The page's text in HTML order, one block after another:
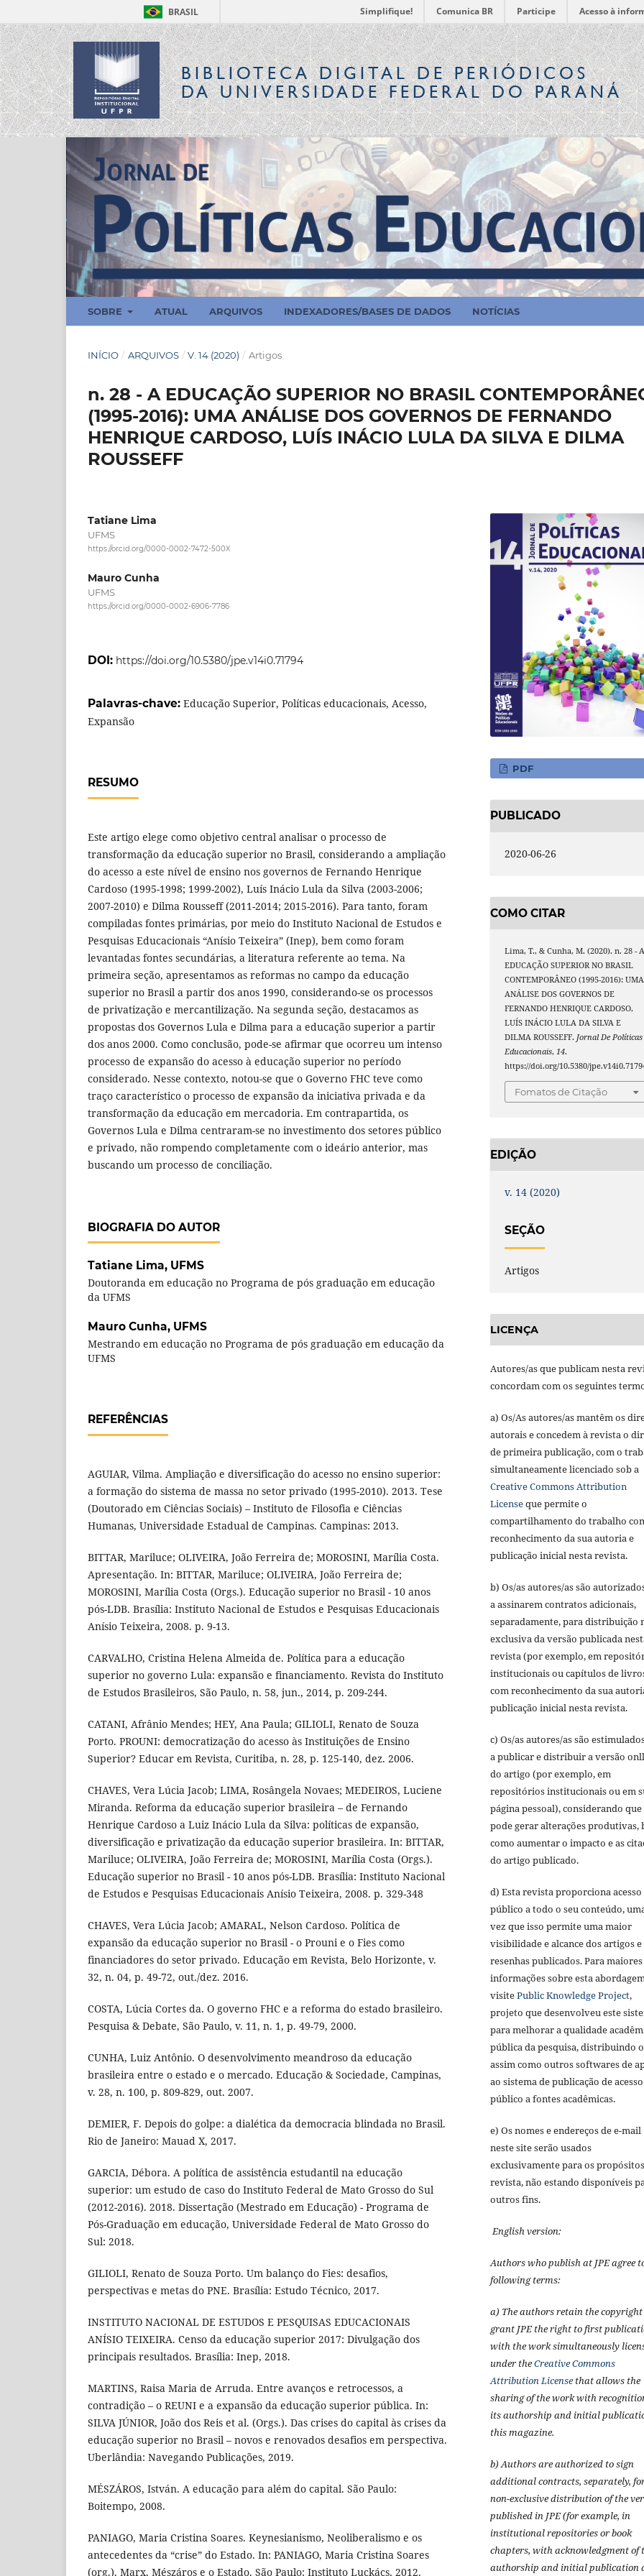
BRASIL Simplifique! Comunica BR Participe Acesso à
BIBLIOTECA DIGITALDE PERIÓDICOS
DA UNIVERSIDADE FEDERAL DO PARANÁ
SOBRE ATUAL ARQUIVOS INDEXADORES/BASES DE DADOS NOTÍCIAS
INÍCIO / ARQUIVOS / V. 14 (2020) / Artigos
n. 28 - A EDUCAÇÃO SUPERIOR NO BRASIL
(1995-2016): UMA ANÁLISE DOS GOVERNOS DE FERNANDO
HENRIQUE CARDOSO, LUÍS INÁCIO LULA DA SILVA E DILMA
ROUSSEFF
Tatiane Lima
UFMS
https://orcid.org/0000-0002-7472-500X
Mauro Cunha
UFMS
https://orcid.org/0000-0002-6906-7786
DOI: https://doi.org/10.5380/jpe.v14i0.71794
Palavras-chave: Educação Superior, Políticas educacionais, Acesso,
Expansão
RESUMO
Este artigo elege como objetivo central analisar o processo de
transformação da educação superior no Brasil, considerando a ampliação
do acesso a este nível de ensino nos governos de Fernando Henrique
Cardoso (1995-1998; 1999-2002), Luís Inácio Lula da Silva (2003-2006;
2007-2010) e Dilma Rousseff (2011-2014; 2015-2016). Para tanto, foram
compiladas fontes primárias, por meio do Instituto Nacional de Estudos e
Pesquisas Educacionais “Anísio Teixeira” (Inep), bem como foram
levantadas fontes secundárias, a literatura referente ao tema. Na
primeira seção, apresentamos as reformas no campo da educação
superior no Brasil a partir dos anos 1990, considerando-se os processos
de privatização e mercantilização. Na segunda seção, destacamos as
propostas dos Governos Lula e Dilma para a educação superior a partir
dos anos 2000. Como conclusão, pode-se afirmar que ocorreu um intenso
processo de expansão do acesso à educação superior no período
considerado. Nesse contexto, notou-se que o Governo FHC teve como
traço característico o processo de expansão da iniciativa privada e da
transformação da educação em mercadoria. Em contrapartida, os
Governos Lula e Dilma centraram-se no investimento dos setores público
e privado, não rompendo completamente com o ideário anterior, mas
buscando um processo de conciliação.
BIOGRAFIA DO AUTOR
Tatiane Lima, UFMS
Doutoranda em educação no Programa de pós graduação em educação
da UFMS
Mauro Cunha, UFMS
Mestrando em educação no Programa de pós graduação em educação da
UFMS
REFERÊNCIAS
AGUIAR, Vilma. Ampliação e diversificação do acesso no ensino superior:
a formação do sistema de massa no setor privado (1995-2010). 2013. Tese
(Doutorado em Ciências Sociais) – Instituto de Filosofia e Ciências
Humanas, Universidade Estadual de Campinas. Campinas: 2013.
BITTAR, Mariluce; OLIVEIRA, João Ferreira de; MOROSINI, Marília Costa.
Apresentação. In: BITTAR, Mariluce; OLIVEIRA, João Ferreira de;
MOROSINI, Marília Costa (Orgs.). Educação superior no Brasil - 10 anos
pós-LDB. Brasília: Instituto Nacional de Estudos e Pesquisas Educacionais
Anísio Teixeira, 2008. p. 9-13.
CARVALHO, Cristina Helena Almeida de. Política para a educação
superior no governo Lula: expansão e financiamento. Revista do Instituto
de Estudos Brasileiros, São Paulo, n. 58, jun., 2014, p. 209-244.
CATANI, Afrânio Mendes; HEY, Ana Paula; GILIOLI, Renato de Souza
Porto. PROUNI: democratização do acesso às Instituições de Ensino
Superior? Educar em Revista, Curitiba, n. 28, p. 125-140, dez. 2006.
CHAVES, Vera Lúcia Jacob; LIMA, Rosângela Novaes; MEDEIROS, Luciene
Miranda. Reforma da educação superior brasileira – de Fernando
Henrique Cardoso a Luiz Inácio Lula da Silva: políticas de expansão,
diversificação e privatização da educação superior brasileira. In: BITTAR,
Mariluce; OLIVEIRA, João Ferreira de; MOROSINI, Marília Costa (Orgs.).
Educação superior no Brasil - 10 anos pós-LDB. Brasília: Instituto Nacional
de Estudos e Pesquisas Educacionais Anísio Teixeira, 2008. p. 329-348
CHAVES, Vera Lúcia Jacob; AMARAL, Nelson Cardoso. Política de
expansão da educação superior no Brasil - o Prouni e o Fies como
financiadores do setor privado. Educação em Revista, Belo Horizonte, v.
32, n. 04, p. 49-72, out./dez. 2016.
COSTA, Lúcia Cortes da. O governo FHC e a reforma do estado brasileiro.
Pesquisa & Debate, São Paulo, v. 11, n. 1, p. 49-79, 2000.
CUNHA, Luiz Antônio. O desenvolvimento meandroso da educação
brasileira entre o estado e o mercado. Educação & Sociedade, Campinas,
v. 28, n. 100, p. 809-829, out. 2007.
DEMIER, F. Depois do golpe: a dialética da democracia blindada no Brasil.
Rio de Janeiro: Mauad X, 2017.
GARCIA, Débora. A política de assistência estudantil na educação
superior: um estudo de caso do Instituto Federal de Mato Grosso do Sul
(2012-2016). 2018. Dissertação (Mestrado em Educação) - Programa de
Pós-Graduação em educação, Universidade Federal de Mato Grosso do
Sul: 2018.
GILIOLI, Renato de Souza Porto. Um balanço do Fies: desafios,
perspectivas e metas do PNE. Brasília: Estudo Técnico, 2017.
INSTITUTO NACIONAL DE ESTUDOS E PESQUISAS EDUCACIONAIS
ANÍSIO TEIXEIRA. Censo da educação superior 2017: Divulgação dos
principais resultados. Brasília: Inep, 2018.
MARTINS, Raisa Maria de Arruda. Entre avanços e retrocessos, a
contradição – o REUNI e a expansão da educação superior pública. In:
SILVA JÚNIOR, João dos Reis et al. (Orgs.). Das crises do capital às crises da
educação superior no Brasil – novos e renovados desafios em perspectiva.
Uberlândia: Navegando Publicações, 2019.
MÉSZÁROS, István. A educação para além do capital. São Paulo:
Boitempo, 2008.
PANIAGO, Maria Cristina Soares. Keynesianismo, Neoliberalismo e os
antecedentes da “crise” do Estado. In: PANIAGO, Maria Cristina Soares
(org.). Marx, Mészáros e o Estado. São Paulo: Instituto Luckács, 2012.
PDF
PUBLICADO
2020-06-26
COMO CITAR
Lima, T., & Cunha, M. (2020). n. 28 -
EDUCAÇÃO SUPERIOR NO BRASIL
CONTEMPORÂNEO (1995-2016): UMA
ANÁLISE DOS GOVERNOS DE
FERNANDO HENRIQUE CARDOSO,
LUÍS INÁCIO LULA DA SILVA E
DILMA ROUSSEFF.Jornal De Políticas
Educacionais,14.
https://doi.org/10.5380/
Fomatos de Citação
EDIÇÃO
v. 14 (2020)
SEÇÃO
Artigos
LICENÇA
Autores/as que publicam nesta
concordam com os seguintes
a) Os/As autores/as mantêm os
autorais e concedem à revista o
de primeira publicação, com o
simultaneamente licenciado sob a
Creative Commons Attribution
Licenseque permite o
compartilhamento do trabalho
reconhecimento da sua autoria e
publicação inicial nesta revista.
b) Os/as autores/as são
a assinarem contratos adicionais,
separadamente, para distribuição
exclusiva da versão publicada
revista (por exemplo, em
institucionais ou capítulos de
com reconhecimento da sua
publicação inicial nesta revista.
c) Os/as autores/as são
a publicar e distribuir a versão
do artigo (por exemplo, em
repositórios institucionais ou em
página pessoal), considerando que
pode gerar alterações produtivas,
como aumentar o impacto e as
do artigo publicado.
d) Esta revista proporciona acesso
público a todo o seu conteúdo,
vez que isso permite uma maior
visibilidade e alcance dos artigos e
resenhas publicados. Para maiores
informações sobre esta
visitePublic Knowledge Project,
projeto que desenvolveu este
para melhorar a qualidade
pública da pesquisa, distribuindo o
assim como outros softwares de
ao sistema de publicação de acesso
público a fontes acadêmicas.
e) Os nomes e endereços de e-mail
neste site serão usados
exclusivamente para os
revista, não estando disponíveis
outros fins.
English version:
Authors who publish at JPE agree
following terms:
a) The authors retain the
grant JPE the right to first
with the work simultaneously
under theCreative Commons
Attribution Licensethat allows the
sharing of the work with
its authorship and initial
this magazine.
b) Authors are authorized to sign
additional contracts, separately,
non-exclusive distribution of the
published in JPE (for example, in
institutional repositories or book
chapters, with acknowledgment of
authorship and initial publication